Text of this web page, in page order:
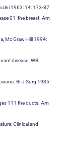
Uni 1963: 14: 173-87
01′ the breast. Am
Mc Graw-Hill 1994:
disease. WB
Br J Surg 1935:
111 the ducts. Am
Clinical and